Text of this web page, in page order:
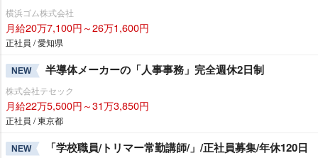
横浜ゴム株式会社
月給20万7,100円～26万1,600円
正社員 / 愛知県
NEW 半導体メーカーの「人事事務」完全週休2日制
株式会社テセック
月給22万5,500円～31万3,850円
正社員 / 東京都
NEW
「学校職員/トリマー常勤講師/」/正社員募集/年休120日